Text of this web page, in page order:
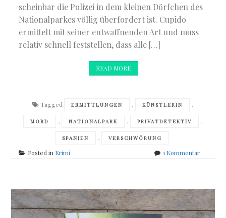
scheinbar die Polizei in dem kleinen Dörfchen des
Nationalparkes völlig überfordert ist. Cupido
ermittelt mit seiner entwaffnenden Art und muss
relativ schnell feststellen, dass alle […]
READ MORE
Tagged ERMITTLUNGEN , KÜNSTLERIN ,
MORD , NATIONALPARK , PRIVATDETEKTIV ,
SPANIEN , VERSCHWÖRUNG
Posted in Krimi 1 Kommentarzu